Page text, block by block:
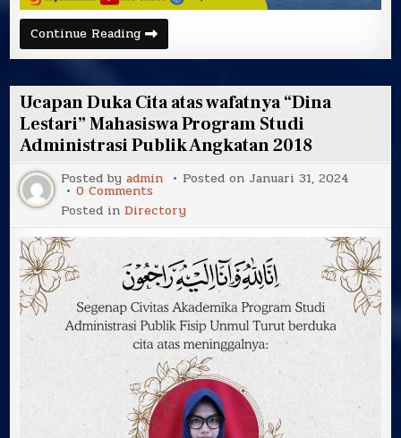
Continue ReadingUNDANGAN
GLADI
BERSIH
DAN
PELAKSANAAN
YUDISIUM
GELOMBANG
I
FISIP
TAHUN
2024
Ucapan Duka Cita atas wafatnya “Dina
Lestari” Mahasiswa Program Studi
Administrasi Publik Angkatan 2018
Posted byadmin Posted on Januari 31, 2024
0 Comments
Ucapan
Duka
Cita
atas
“Dina
Lestari”
Mahasiswa
Program
Studi
Administrasi
Publik
Angkatan
2018
Posted inDirectory